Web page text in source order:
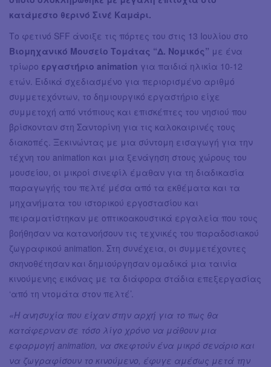
κατάμεστο θερινό Σινέ Καμάρι.
Το φετινό SFF άνοιξε τις πόρτες του στις 13 Ιουλίου στο
Βιομηχανικό Μουσείο Τομάτας “Δ. Νομικός” με ένα
τρίωρο εργαστήριο animation για παιδιά ηλικία 10-12
ετών. Ειδικά σχεδιασμένο για περιορισμένο αριθμό
συμμετεχόντων, το δημιουργικό εργαστήριο είχε
συμμετοχή από ντόπιους και επισκέπτες του νησιού που
βρίσκονταν στη Σαντορίνη για τις καλοκαιρινές τους
διακοπές. Ξεκινώντας με μια σύντομη εισαγωγή για την
τέχνη του animation και μια ξενάγηση στους χώρους του
μουσείου, οι μικροί σινεφίλ έμαθαν για τη διαδικασία
παραγωγής του πελτέ μέσα από τα εκθέματα και τα
μηχανήματα του ιστορικού εργοστασίου και
πειραματίστηκαν με οπτικοακουστικά εργαλεία που τους
βοήθησαν να κατανοήσουν τις τεχνικές του παραδοσιακού
ζωγραφικού animation. Στη συνέχεια, οι συμμετέχοντες
σκηνοθέτησαν και δημιούργησαν ομαδικά μια ταινία
κινούμενης εικόνας με τα διάφορα στάδια επεξεργασίας
‘από τη ντομάτα στον πελτέ’.
«Η ανησυχία που είχαν στην αρχή για το πως θα
κατάφερναν σε τόσο λίγο χρόνο να μάθουν μια
εφαρμογή animation, να σκεφτούν ένα μικρό σενάριο και
να ζωγραφίσουν το κινούμενο, έφυγε αμέσως μετά την